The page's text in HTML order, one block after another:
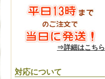
⇒詳細はこちら
対応について